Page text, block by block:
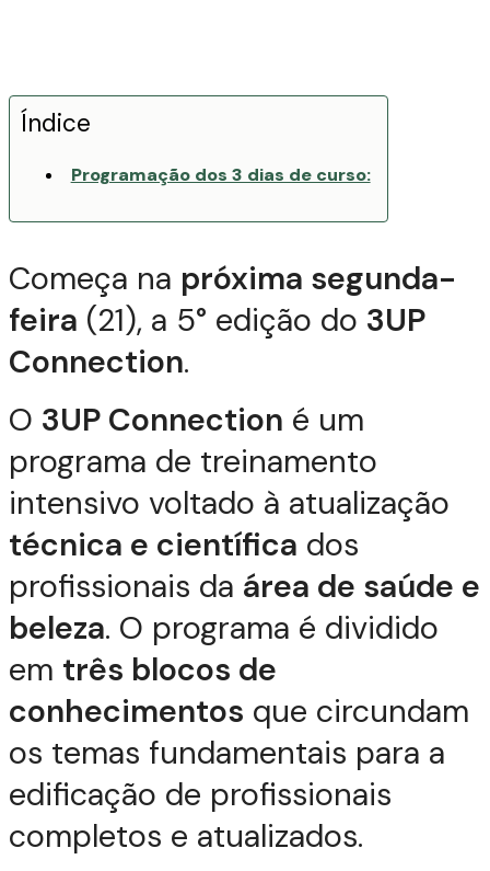
Índice
Programação dos 3 dias de curso:
Começa na próxima segunda-
feira (21), a 5° edição do 3UP
Connection.
O 3UP Connection é um
programa de treinamento
intensivo voltado à atualização
técnica e científica dos
profissionais da área de saúde e
beleza. O programa é dividido
em três blocos de
conhecimentos que circundam
os temas fundamentais para a
edificação de profissionais
completos e atualizados.